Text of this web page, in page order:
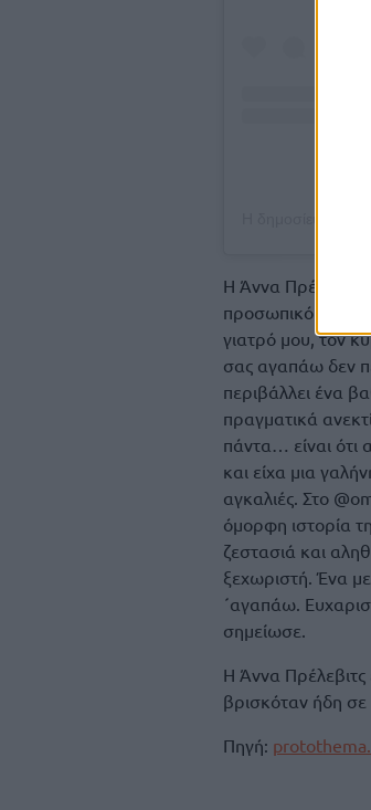
Η Άννα Πρέλεβιτς
προσωπικό του
γιατρό μου, τον
σας αγαπάω δεν
περιβάλλει ένα
πραγματικά
πάντα… είναι
και είχα μια
αγκαλιές. Στο
όμορφη ιστορία
ζεστασιά και
ξεχωριστή. Ένα
´αγαπάω.
σημείωσε.
Η Άννα
βρισκόταν ήδη
Πηγή: